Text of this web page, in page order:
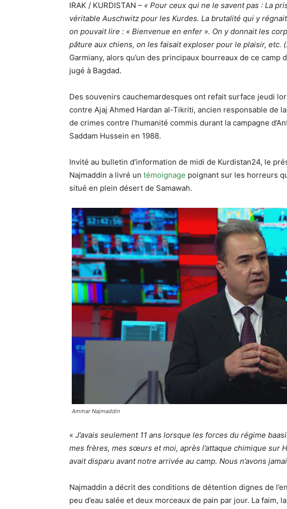
IRAK / KURDISTAN – « Pour ceux qui ne le savent pas : La
véritable Auschwitz pour les Kurdes. La brutalité qui y
on pouvait lire : « Bienvenue en enfer ». On y donnait les
pâture aux chiens, on les faisait exploser pour le plaisir, etc.
Garmiany, alors qu’un des principaux bourreaux de ce
jugé à Bagdad.
Des souvenirs cauchemardesques ont refait surface jeudi
contre Ajaj Ahmed Hardan al-Tikriti, ancien responsable de
de crimes contre l’humanité commis durant la campagne
Saddam Hussein en 1988.
Invité au bulletin d’information de midi de Kurdistan24, le
Najmaddin a livré un témoignage poignant sur les horreurs
situé en plein désert de Samawah.
Ammar Najmaddin
« J’avais seulement 11 ans lorsque les forces du régime
mes frères, mes sœurs et moi, après l’attaque chimique sur
avait disparu avant notre arrivée au camp. Nous n’avons
Najmaddin a décrit des conditions de détention dignes de
peu d’eau salée et deux morceaux de pain par jour. La faim,